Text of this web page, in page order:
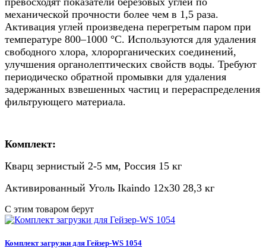
механической прочности более чем в 1,5 раза.
Активация углей произведена перегретым паром при
температуре 800–1000 °С. Используются для удаления
свободного хлора, хлорорганических соединений,
улучшения органолептических свойств воды. Требуют
периодическо обратной промывки для удаления
задержанных взвешенных частиц и перераспределения
фильтрующего материала.
Комплект:
Кварц зернистый 2-5 мм, Россия 15 кг
Активированный Уголь Ikaindo 12x30 28,3 кг
С этим товаром берут
Комплект загрузки для Гейзер-WS 1054